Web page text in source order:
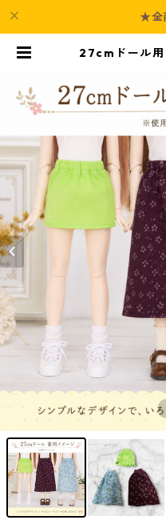
★全
27cmドール用